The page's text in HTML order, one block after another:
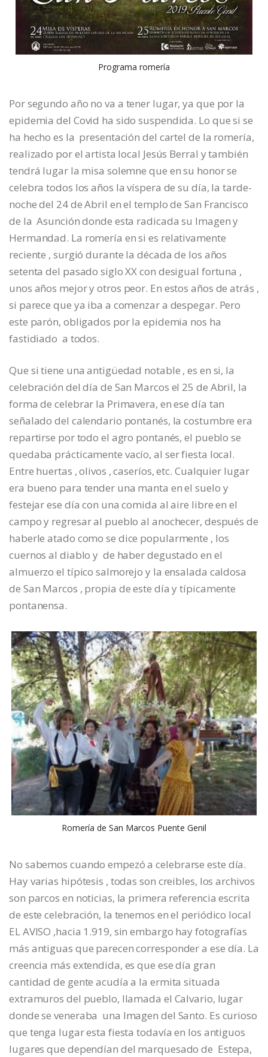
Programa romería
Por segundo año no va a tener lugar, ya que por la
epidemia del Covid ha sido suspendida. Lo que si se
ha hecho es la presentación del cartel de la romería,
realizado por el artista local Jesús Berral y también
tendrá lugar la misa solemne que en su honor se
celebra todos los años la víspera de su día, la tarde-
noche del 24 de Abril en el templo de San Francisco
de la Asunción donde esta radicada su Imagen y
Hermandad. La romería en si es relativamente
reciente , surgió durante la década de los años
setenta del pasado siglo XX con desigual fortuna ,
unos años mejor y otros peor. En estos años de atrás ,
si parece que ya iba a comenzar a despegar. Pero
este parón, obligados por la epidemia nos ha
fastidiado a todos.
Que si tiene una antigüedad notable , es en si, la
celebración del día de San Marcos el 25 de Abril, la
forma de celebrar la Primavera, en ese día tan
señalado del calendario pontanés, la costumbre era
repartirse por todo el agro pontanés, el pueblo se
quedaba prácticamente vacío, al ser fiesta local.
Entre huertas , olivos , caseríos, etc. Cualquier lugar
era bueno para tender una manta en el suelo y
festejar ese día con una comida al aire libre en el
campo y regresar al pueblo al anochecer, después de
haberle atado como se dice popularmente , los
cuernos al diablo y de haber degustado en el
almuerzo el típico salmorejo y la ensalada caldosa
de San Marcos , propia de este día y típicamente
pontanensa.
Romería de San Marcos Puente Genil
No sabemos cuando empezó a celebrarse este día.
Hay varias hipótesis , todas son creibles, los archivos
son parcos en noticias, la primera referencia escrita
de este celebración, la tenemos en el periódico local
EL AVISO ,hacia 1.919, sin embargo hay fotografías
más antiguas que parecen corresponder a ese día. La
creencia más extendida, es que ese día gran
cantidad de gente acudía a la ermita situada
extramuros del pueblo, llamada el Calvario, lugar
donde se veneraba una Imagen del Santo. Es curioso
que tenga lugar esta fiesta todavía en los antiguos
lugares que dependían del marquesado de Estepa,